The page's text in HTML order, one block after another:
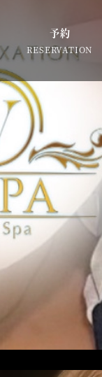
予約
RESERVATION